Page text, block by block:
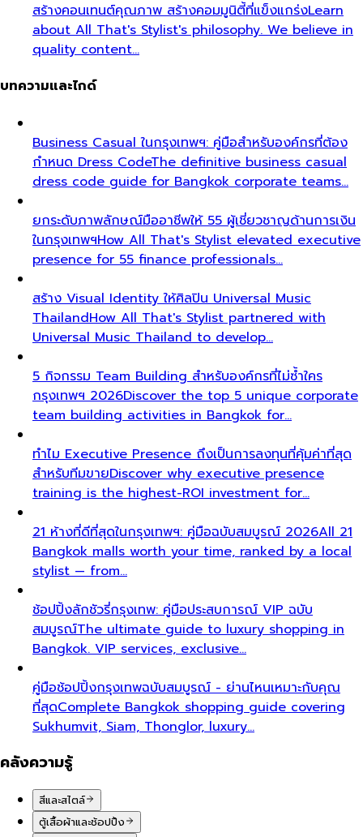
สร้างคอนเทนต์คุณภาพ สร้างคอมมูนิตี้ที่แข็งแกร่งLearn
about All That's Stylist's philosophy. We believe in
quality content…
บทความและไกด์
Business Casual ในกรุงเทพฯ: คู่มือสำหรับองค์กรที่ต้อง
กำหนด Dress CodeThe definitive business casual
dress code guide for Bangkok corporate teams…
ยกระดับภาพลักษณ์มืออาชีพให้ 55 ผู้เชี่ยวชาญด้านการเงิน
ในกรุงเทพฯHow All That's Stylist elevated executive
presence for 55 finance professionals…
สร้าง Visual Identity ให้ศิลปิน Universal Music
ThailandHow All That's Stylist partnered with
Universal Music Thailand to develop…
5 กิจกรรม Team Building สำหรับองค์กรที่ไม่ซ้ำใคร
กรุงเทพฯ 2026Discover the top 5 unique corporate
team building activities in Bangkok for…
ทำไม Executive Presence ถึงเป็นการลงทุนที่คุ้มค่าที่สุด
สำหรับทีมขายDiscover why executive presence
training is the highest-ROI investment for…
21 ห้างที่ดีที่สุดในกรุงเทพฯ: คู่มือฉบับสมบูรณ์ 2026All 21
Bangkok malls worth your time, ranked by a local
stylist — from…
ช้อปปิ้งลักชัวรี่กรุงเทพ: คู่มือประสบการณ์ VIP ฉบับ
สมบูรณ์The ultimate guide to luxury shopping in
Bangkok. VIP services, exclusive…
คู่มือช้อปปิ้งกรุงเทพฉบับสมบูรณ์ - ย่านไหนเหมาะกับคุณ
ที่สุดComplete Bangkok shopping guide covering
Sukhumvit, Siam, Thonglor, luxury…
คลังความรู้
สีและสไตล์
ตู้เสื้อผ้าและช้อปปิ้ง